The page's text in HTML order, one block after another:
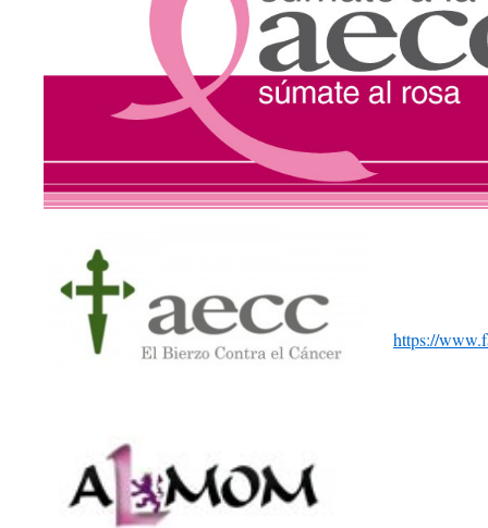
https://